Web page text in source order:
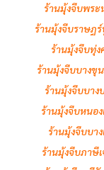
ร้านมุ้งจีบพระ
ร้านมุ้งจีบราษฎ
ร้านมุ้งจีบทุ่ง
ร้านมุ้งจีบบางขุ
ร้านมุ้งจีบบาง
ร้านมุ้งจีบหนอ
ร้านมุ้งจีบบา
ร้านมุ้งจีบภาษี